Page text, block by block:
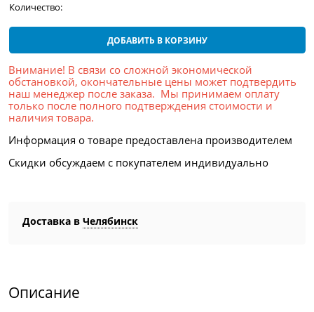
Количество:
ДОБАВИТЬ В КОРЗИНУ
Внимание! В связи со сложной экономической
обстановкой, окончательные цены может подтвердить
наш менеджер после заказа. Мы принимаем оплату
только после полного подтверждения стоимости и
наличия товара.
Информация о товаре предоставлена производителем
Скидки обсуждаем с покупателем индивидуально
Доставка в Челябинск
Описание